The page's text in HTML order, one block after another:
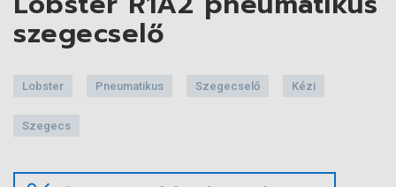
szegecselő
Lobster Pneumatikus Szegecselő Kézi
Szegecs